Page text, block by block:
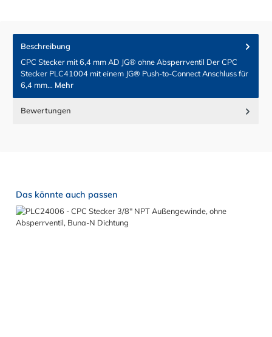
Beschreibung
CPC Stecker mit 6,4 mm AD JG® ohne Absperrventil Der CPC
Stecker PLC41004 mit einem JG® Push-to-Connect Anschluss für
6,4 mm… Mehr
Bewertungen
Produktgalerie überspringen
Das könnte auch passen